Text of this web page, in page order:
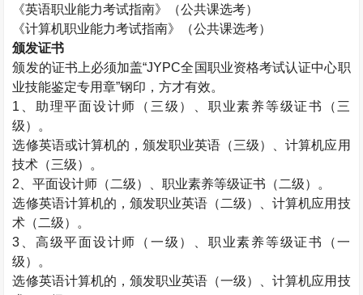
《英语职业能力考试指南》（公共课选考）
《计算机职业能力考试指南》（公共课选考）
颁发证书
颁发的证书上必须加盖“JYPC全国职业资格考试认证中心职
业技能鉴定专用章”钢印，方才有效。
1 、助理平面设计师（三级）、职业素养等级证书（三
级）。
选修英语或计算机的，颁发职业英语（三级）、计算机应用
技术（三级）。
2 、平面设计师（二级）、职业素养等级证书（二级）。
选修英语计算机的，颁发职业英语（二级）、计算机应用技
术（二级）。
3 、高级平面设计师（一级）、职业素养等级证书（一
级）。
选修英语计算机的，颁发职业英语（一级）、计算机应用技